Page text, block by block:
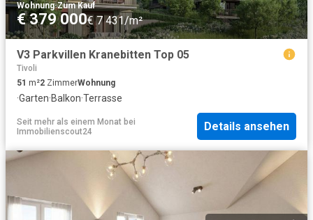
Wohnung·Zum Kauf
€ 379 000€ 7 431/m²
V3 Parkvillen Kranebitten Top 05
Tivoli
51 m²2 ZimmerWohnung
·Garten·Balkon·Terrasse
Seit mehr als einem Monat bei
Immobilienscout24
Details ansehen